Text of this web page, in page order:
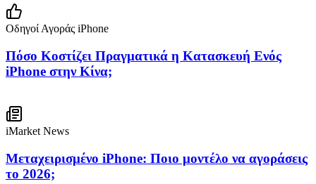
Οδηγοί Αγοράς iPhone
Πόσο Κοστίζει Πραγματικά η Κατασκευή Ενός
iPhone στην Κίνα;
iMarket News
Μεταχειρισμένο iPhone: Ποιο μοντέλο να αγοράσεις
το 2026;